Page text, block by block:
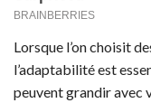
Lorsque l’on choisit
l’adaptabilité est
peuvent grandir avec